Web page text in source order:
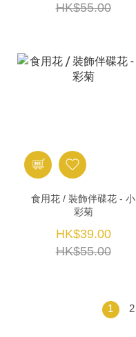
HK$55.00
食用花 / 裝飾伴碟花 - 小
彩菊
HK$39.00
HK$55.00
1 2